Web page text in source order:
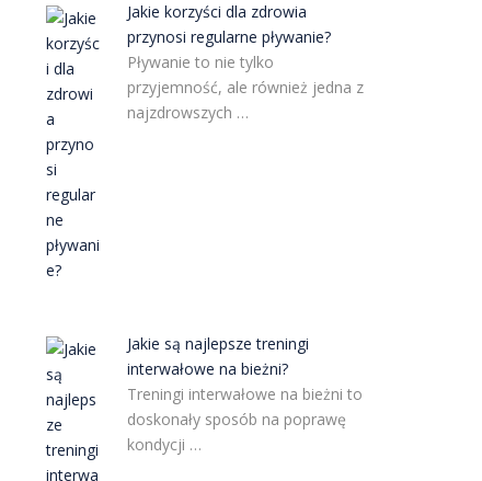
Jakie korzyści dla zdrowia
przynosi regularne pływanie?
Pływanie to nie tylko
przyjemność, ale również jedna z
najzdrowszych …
Jakie są najlepsze treningi
interwałowe na bieżni?
Treningi interwałowe na bieżni to
doskonały sposób na poprawę
kondycji …